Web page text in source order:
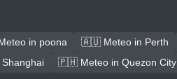
in poona 🇦🇺 Meteo in Perth
🇵🇭 Meteo in Quezon City